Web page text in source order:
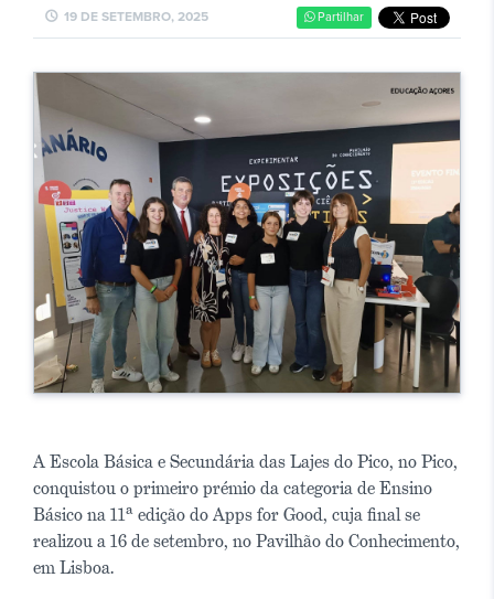
schedule 19 DE SETEMBRO, 2025 Partilhar
A Escola Básica e Secundária das Lajes do Pico, no Pico,
conquistou o primeiro prémio da categoria de Ensino
Básico na 11ª edição do Apps for Good, cuja final se
realizou a 16 de setembro, no Pavilhão do Conhecimento,
em Lisboa.